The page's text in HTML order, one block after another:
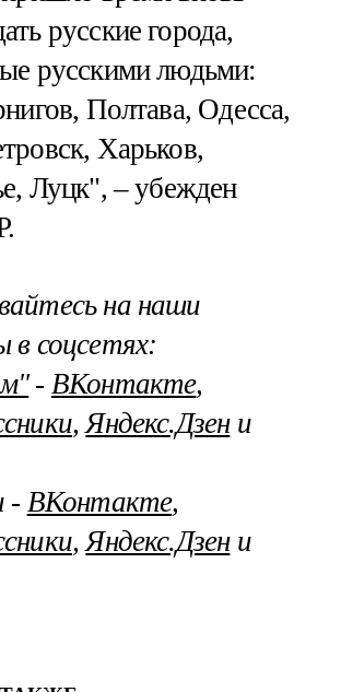
русские города,
русскими людьми:
Полтава, Одесса,
Харьков,
Луцк", – убежден
на наши
в соцсетях:
‐ ВКонтакте,
,Яндекс.Дзени
ВКонтакте,
,Яндекс.Дзени